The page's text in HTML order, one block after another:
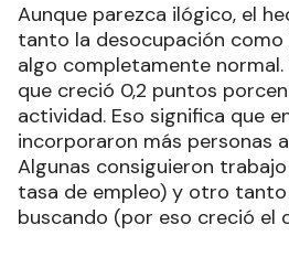
Aunque parezca ilógico, el
tanto la desocupación como
algo completamente
que creció 0,2 puntos
actividad. Eso significa que
incorporaron más personas
Algunas consiguieron
tasa de empleo) y otro tanto
buscando (por eso creció el